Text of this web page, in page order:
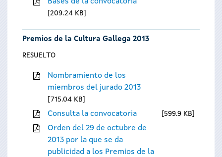
209.24 KB
Premios de la Cultura Gallega 2013
RESUELTO
Nombramiento de los
miembros del jurado 2013
715.04 KB
Consulta la convocatoria 599.9 KB
Orden del 29 de octubre de
2013 por la que se da
publicidad a los Premios de la